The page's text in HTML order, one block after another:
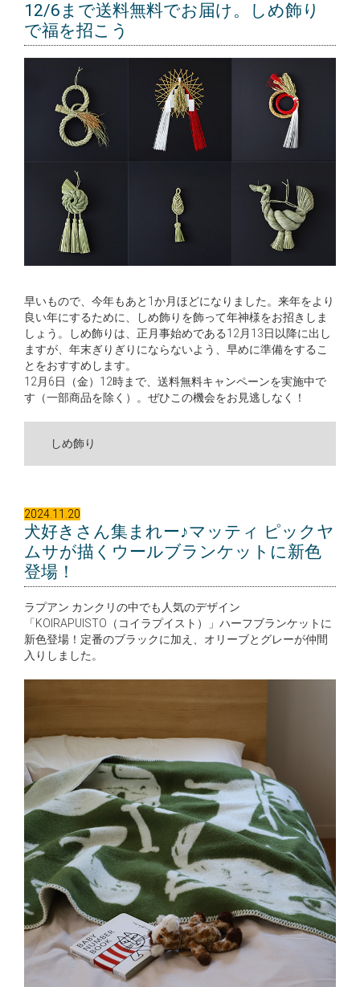
12/6まで送料無料でお届け。しめ飾り
で福を招こう
早いもので、今年もあと1か月ほどになりました。来年をより
良い年にするために、しめ飾りを飾って年神様をお招きしま
しょう。しめ飾りは、正月事始めである12月13日以降に出し
ますが、年末ぎりぎりにならないよう、早めに準備をするこ
とをおすすめします。
12月6日（金）12時まで、送料無料キャンペーンを実施中で
す（一部商品を除く）。ぜひこの機会をお見逃しなく！
しめ飾り
2024.11.20
犬好きさん集まれー♪マッティ ピックヤ
ムサが描くウールブランケットに新色
登場！
ラプアン カンクリの中でも人気のデザイン
「KOIRAPUISTO（コイラプイスト）」ハーフブランケットに
新色登場！定番のブラックに加え、オリーブとグレーが仲間
入りしました。